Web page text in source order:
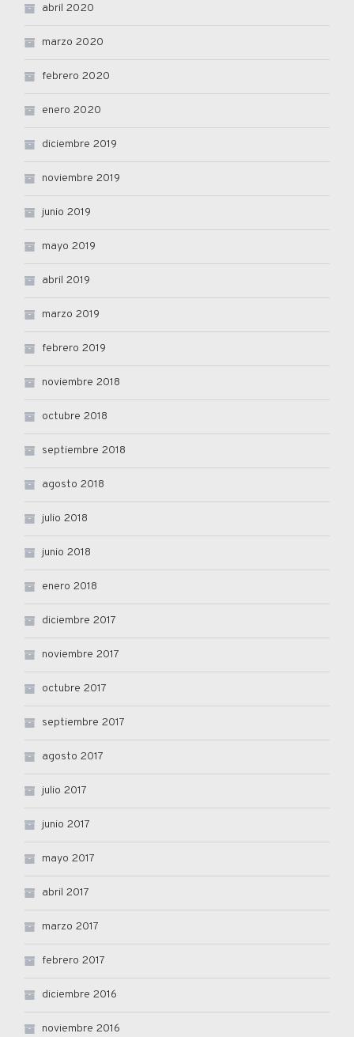
abril 2020
marzo 2020
febrero 2020
enero 2020
diciembre 2019
noviembre 2019
junio 2019
mayo 2019
abril 2019
marzo 2019
febrero 2019
noviembre 2018
octubre 2018
septiembre 2018
agosto 2018
julio 2018
junio 2018
enero 2018
diciembre 2017
noviembre 2017
octubre 2017
septiembre 2017
agosto 2017
julio 2017
junio 2017
mayo 2017
abril 2017
marzo 2017
febrero 2017
diciembre 2016
noviembre 2016